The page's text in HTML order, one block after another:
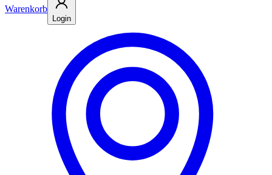
Warenkorb
Login